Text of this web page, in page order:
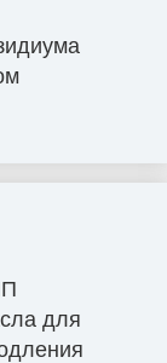
для